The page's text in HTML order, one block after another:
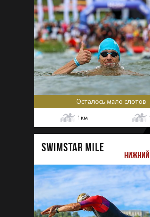
Осталось мало слотов
1 км
SWIMSTAR MILE
НИЖНИЙ